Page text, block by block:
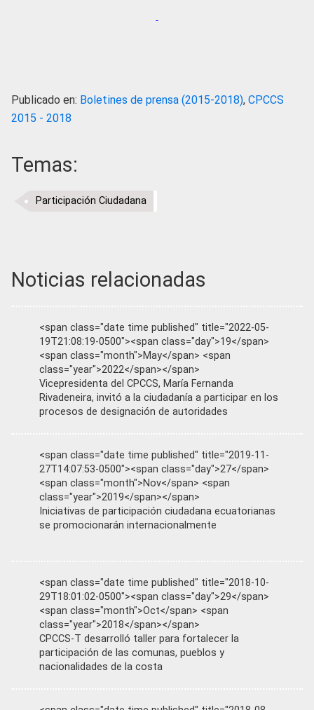
Publicado en: Boletines de prensa (2015-2018), CPCCS
2015 - 2018
Temas:
Participación Ciudadana
Noticias relacionadas
<span class="date time published" title="2022-05-
19T21:08:19-0500"><span class="day">19</span>
<span class="month">May</span> <span
class="year">2022</span></span>
Vicepresidenta del CPCCS, María Fernanda
Rivadeneira, invitó a la ciudadanía a participar en los
procesos de designación de autoridades
<span class="date time published" title="2019-11-
27T14:07:53-0500"><span class="day">27</span>
<span class="month">Nov</span> <span
class="year">2019</span></span>
Iniciativas de participación ciudadana ecuatorianas
se promocionarán internacionalmente
<span class="date time published" title="2018-10-
29T18:01:02-0500"><span class="day">29</span>
<span class="month">Oct</span> <span
class="year">2018</span></span>
CPCCS-T desarrolló taller para fortalecer la
participación de las comunas, pueblos y
nacionalidades de la costa